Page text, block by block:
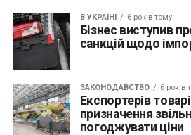
В УКРАЇНІ 6 років тому
Бізнес виступив
санкцій щодо
ЗАКОНОДАВСТВО 6 років
Експортерів
призначення
погоджувати ціни